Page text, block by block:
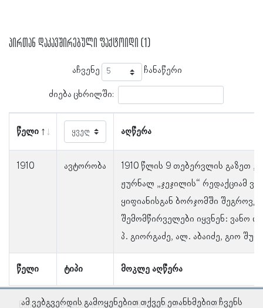
პირთან დაკავშირებული ფაქტოიდი (1)
აჩვენე ჩანაწერი
ძიება ცხრილში:
წელი აღწერა
წელი ტიპი მოკლე აღწერა
1910 ავტორობა
1910 წლის 9 თებერვლის გაზეთ
ჟურნალ „ჯეჯილის“ რედაქციამ
ყიფიანისგან ბორჯომში
შემომწირველები იყვნენ: ვანო
პ. გიორგაძე, ალ. აბაიძე, გიო
ამ ვებგვერდის გამოყენებით თქვენ ეთანხმებით ჩვენს